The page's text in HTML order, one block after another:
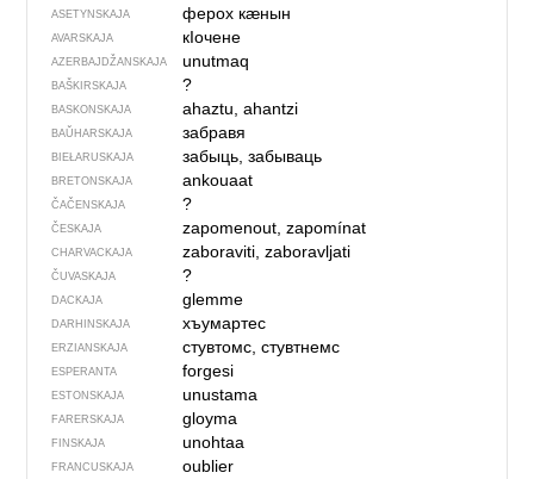
ASETYNSKAJA ферох кӕнын
AVARSKAJA кIочене
AZERBAJDŽAN­SKAJA unutmaq
BAŠKIRSKAJA ?
BASKONSKAJA ahaztu, ahantzi
BAŬHARSKAJA забравя
BIEŁARUSKAJA забыць, забываць
BRETONSKAJA ankouaat
ČAČENSKAJA ?
ČESKAJA zapomenout, zapomínat
CHARVACKAJA zaboraviti, zaboravljati
ČUVASKAJA ?
DACKAJA glemme
DARHINSKAJA хъумартес
ERZIANSKAJA стувтомс, стувтнемс
ESPERANTA forgesi
ESTONSKAJA unustama
FARERSKAJA gloyma
FINSKAJA unohtaa
FRANCUSKAJA oublier